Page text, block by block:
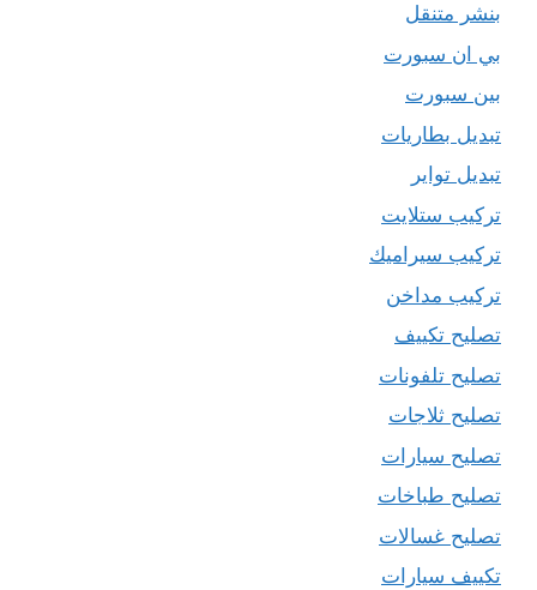
بنشر متنقل
بي ان سبورت
بين سبورت
تبديل بطاريات
تبديل تواير
تركيب ستلايت
تركيب سيراميك
تركيب مداخن
تصليح تكييف
تصليح تلفونات
تصليح ثلاجات
تصليح سيارات
تصليح طباخات
تصليح غسالات
تكييف سيارات